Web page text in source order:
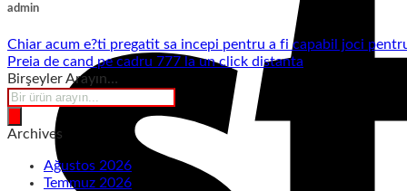
admin
Chiar acum e?ti pregatit sa incepi pentru a fi capabil joci
Preia de cand pe cadru 777 la un click distanta
Birşeyler Arayın…
Products
search
Archives
Ağustos 2026
Temmuz 2026